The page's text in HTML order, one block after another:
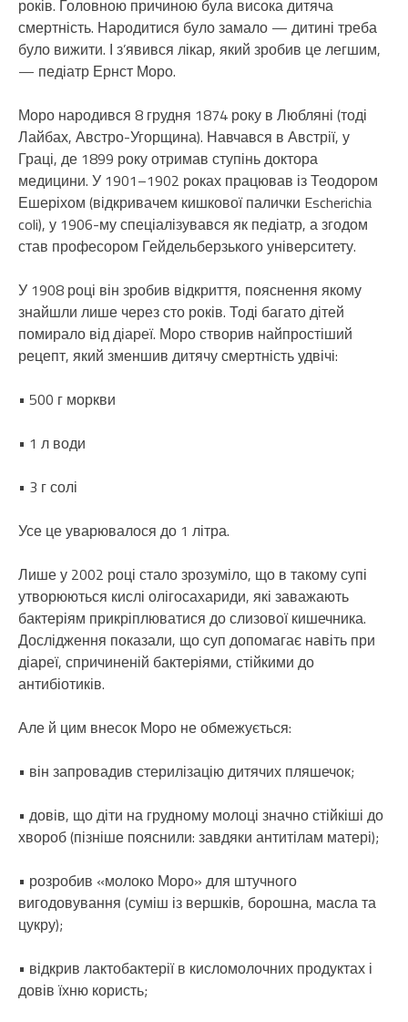
років. Головною причиною була висока дитяча
смертність. Народитися було замало — дитині треба
було вижити. І з’явився лікар, який зробив це легшим,
— педіатр Ернст Моро.
Моро народився 8 грудня 1874 року в Любляні (тоді
Лайбах, Австро-Угорщина). Навчався в Австрії, у
Граці, де 1899 року отримав ступінь доктора
медицини. У 1901–1902 роках працював із Теодором
Ешеріхом (відкривачем кишкової палички Escherichia
coli), у 1906-му спеціалізувався як педіатр, а згодом
став професором Гейдельберзького університету.
У 1908 році він зробив відкриття, пояснення якому
знайшли лише через сто років. Тоді багато дітей
помирало від діареї. Моро створив найпростіший
рецепт, який зменшив дитячу смертність удвічі:
• 500 г моркви
• 1 л води
• 3 г солі
Усе це уварювалося до 1 літра.
Лише у 2002 році стало зрозуміло, що в такому супі
утворюються кислі олігосахариди, які заважають
бактеріям прикріплюватися до слизової кишечника.
Дослідження показали, що суп допомагає навіть при
діареї, спричиненій бактеріями, стійкими до
антибіотиків.
Але й цим внесок Моро не обмежується:
• він запровадив стерилізацію дитячих пляшечок;
• довів, що діти на грудному молоці значно стійкіші до
хвороб (пізніше пояснили: завдяки антитілам матері);
• розробив «молоко Моро» для штучного
вигодовування (суміш із вершків, борошна, масла та
цукру);
• відкрив лактобактерії в кисломолочних продуктах і
довів їхню користь;